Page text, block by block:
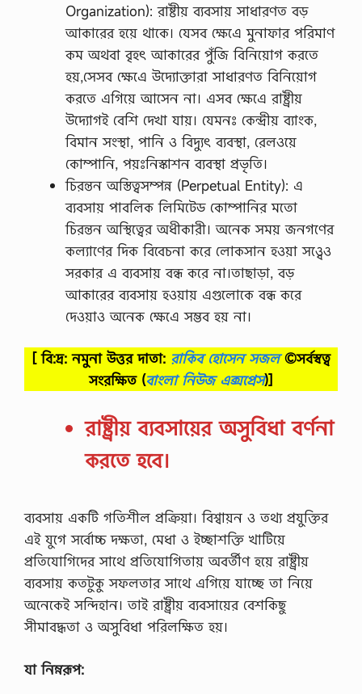
Organization): রাষ্টীয় ব্যবসায় সাধারণত বড়
আকারের হয়ে থাকে। যেসব ক্ষেএে মুনাফার পরিমাণ
কম অথবা বৃহৎ আকারের পুঁজি বিনিয়োগ করতে
হয়,সেসব ক্ষেএে উদ্যোক্তারা সাধারণত বিনিয়োগ
করতে এগিয়ে আসেন না। এসব ক্ষেএে রাষ্ট্রীয়
উদ্যোগই বেশি দেখা যায়। যেমনঃ কেন্দ্রীয় ব্যাংক,
বিমান সংস্থা, পানি ও বিদ্যুৎ ব্যবস্থা, রেলওয়ে
কোম্পানি, পয়ঃনিস্কাশন ব্যবস্থা প্রভৃতি।
চিরন্তন অস্তিত্বসম্পন্ন (Perpetual Entity): এ
ব্যবসায় পাবলিক লিমিটেড কোম্পানির মতো
চিরন্তন অস্থিত্বের অধীকারী। অনেক সময় জনগণের
কল্যাণের দিক বিবেচনা করে লোকসান হওয়া সও্বেও
সরকার এ ব্যবসায় বন্ধ করে না।তাছাড়া, বড়
আকারের ব্যবসায় হওয়ায় এগুলোকে বন্ধ করে
দেওয়াও অনেক ক্ষেএে সম্ভব হয় না।
[ বি:দ্র: নমুনা উত্তর দাতা: রাকিব হোসেন সজল©সর্বস্বত্ব
সংরক্ষিত (বাংলা নিউজ এক্সপ্রেস)]
রাষ্ট্রীয় ব্যবসায়ের অসুবিধা বর্ণনা
করতে হবে।
ব্যবসায় একটি গতিশীল প্রক্রিয়া। বিশ্বায়ন ও তথ্য প্রযুক্তির
এই যুগে সর্বোচ্চ দক্ষতা, মেধা ও ইচ্ছাশক্তি খাটিয়ে
প্রতিযোগিদের সাথে প্রতিযোগিতায় অবর্তীণ হয়ে রাষ্ট্রীয়
ব্যবসায় কতটুকু সফলতার সাথে এগিয়ে যাচ্ছে তা নিয়ে
অনেকেই সন্দিহান। তাই রাষ্ট্রীয় ব্যবসায়ের বেশকিছু
সীমাবদ্ধতা ও অসুবিধা পরিলক্ষিত হয়।
যা নিম্নরূপ: